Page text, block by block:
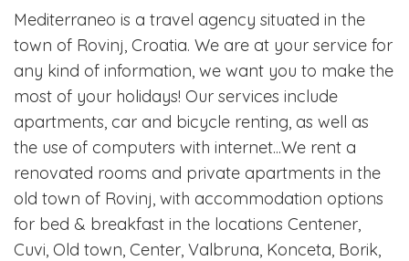
Mediterraneo is a travel agency situated in the
town of Rovinj, Croatia. We are at your service for
any kind of information, we want you to make the
most of your holidays! Our services include
apartments, car and bicycle renting, as well as
the use of computers with internet...We rent a
renovated rooms and private apartments in the
old town of Rovinj, with accommodation options
for bed & breakfast in the locations Centener,
Cuvi, Old town, Center, Valbruna, Konceta, Borik,